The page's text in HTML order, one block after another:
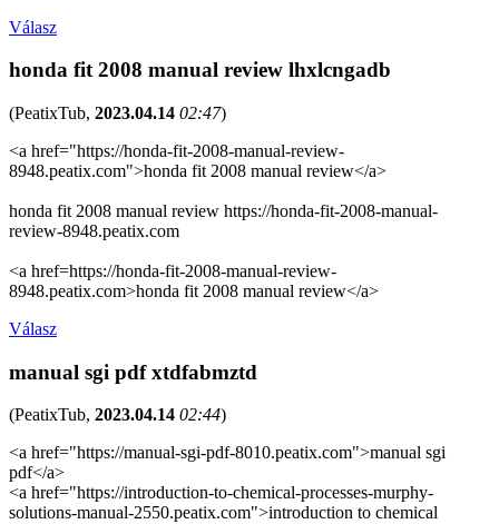
Válasz
honda fit 2008 manual review lhxlcngadb
(PeatixTub, 2023.04.14 02:47)
<a href="https://honda-fit-2008-manual-review-
8948.peatix.com">honda fit 2008 manual review</a>
honda fit 2008 manual review https://honda-fit-2008-manual-
review-8948.peatix.com
<a href=https://honda-fit-2008-manual-review-
8948.peatix.com>honda fit 2008 manual review</a>
Válasz
manual sgi pdf xtdfabmztd
(PeatixTub, 2023.04.14 02:44)
<a href="https://manual-sgi-pdf-8010.peatix.com">manual sgi
pdf</a>
<a href="https://introduction-to-chemical-processes-murphy-
solutions-manual-2550.peatix.com">introduction to chemical